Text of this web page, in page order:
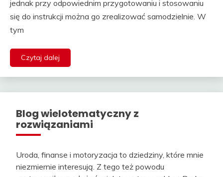
jednak przy odpowiednim przygotowaniu i stosowaniu
się do instrukcji można go zrealizować samodzielnie. W
tym
Czytaj dalej
Blog wielotematyczny z
rozwiązaniami
Uroda, finanse i motoryzacja to dziedziny, które mnie
niezmiernie interesują. Z tego też powodu